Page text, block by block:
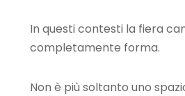
In questi contesti la fiera
completamente forma.
Non è più soltanto uno